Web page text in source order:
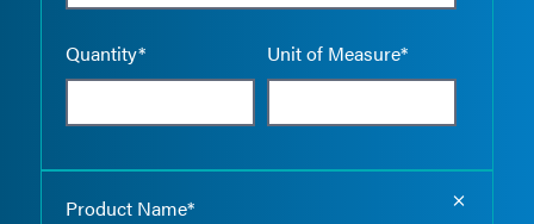
Quantity* Unit of Measure*
Product Name*